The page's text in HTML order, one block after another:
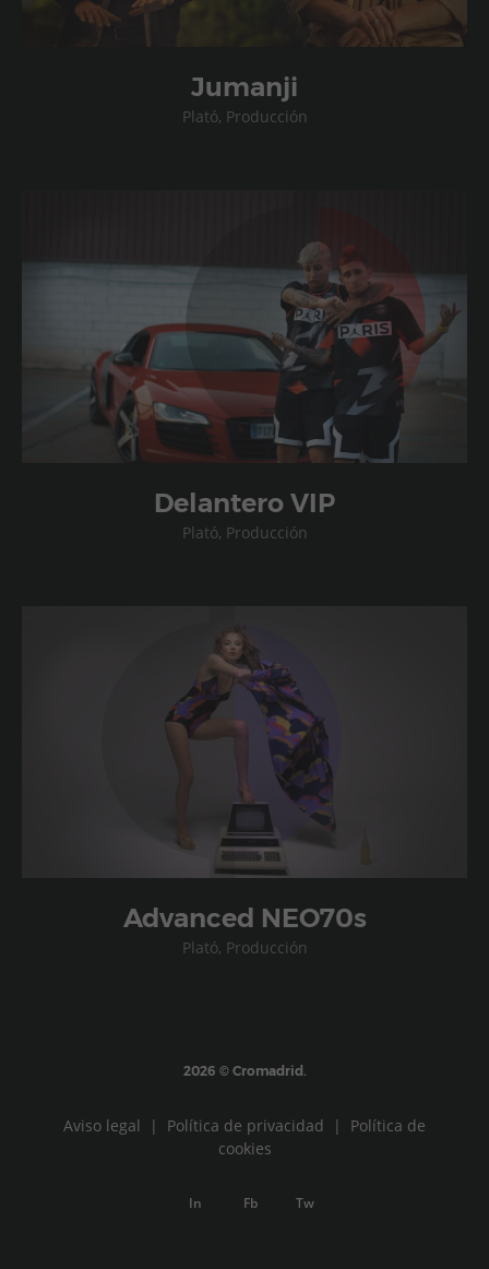
Jumanji
Plató, Producción
Delantero VIP
Plató, Producción
Advanced NEO70s
Plató, Producción
2026 © Cromadrid.
Aviso legal | Política de privacidad | Política de
cookies
Tw
Fb
In